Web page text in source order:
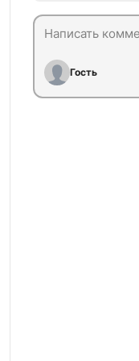
Гость